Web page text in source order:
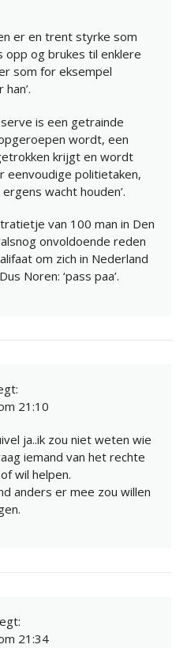
er en trent styrke som
opp og brukes til enklere
som for eksempel
is een getrainde
wordt, een
krijgt en wordt
eenvoudige politietaken,
wacht houden’.
van 100 man in Den
onvoldoende reden
om zich in Nederland
Noren: ‘pass paa’.
21:10
ja..ik zou niet weten wie
iemand van het rechte
wil helpen.
anders er mee zou willen
21:34